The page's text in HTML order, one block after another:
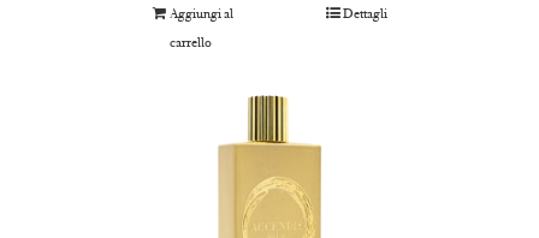
Aggiungi al
carrello
Dettagli